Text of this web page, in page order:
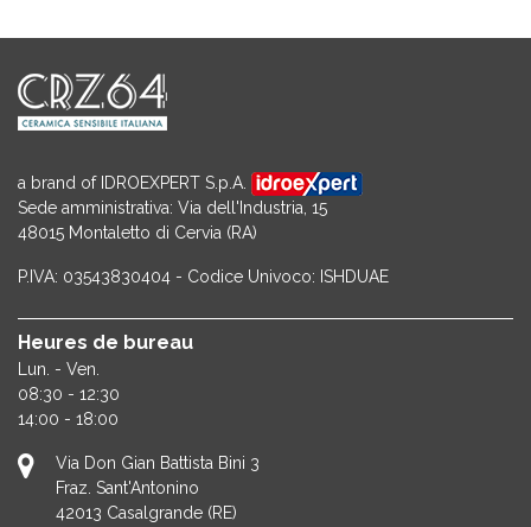
a brand of IDROEXPERT S.p.A.
Sede amministrativa: Via dell'Industria, 15
48015 Montaletto di Cervia (RA)
P.IVA: 03543830404 - Codice Univoco: ISHDUAE
Heures de bureau
Lun. - Ven.
08:30 - 12:30
14:00 - 18:00
Via Don Gian Battista Bini 3
Fraz. Sant'Antonino
42013 Casalgrande (RE)